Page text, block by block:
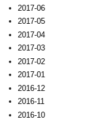
2017-06
2017-05
2017-04
2017-03
2017-02
2017-01
2016-12
2016-11
2016-10